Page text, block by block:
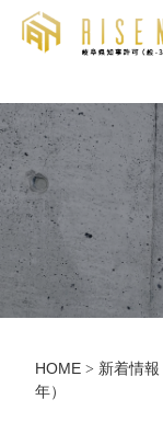
HOME > 新着情報
年）